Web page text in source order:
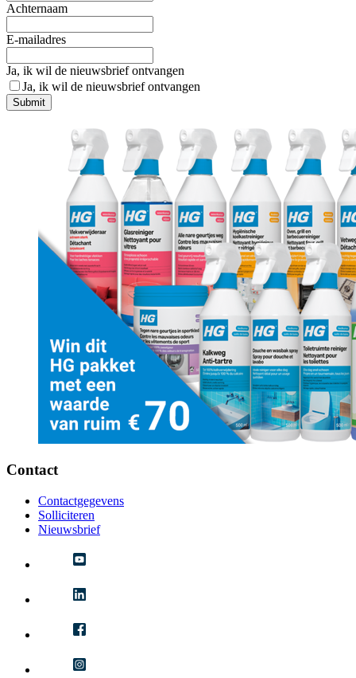
Achternaam
E-mailadres
Ja, ik wil de nieuwsbrief ontvangen
Ja, ik wil de nieuwsbrief ontvangen
Submit
Contact
Contactgegevens
Solliciteren
Nieuwsbrief